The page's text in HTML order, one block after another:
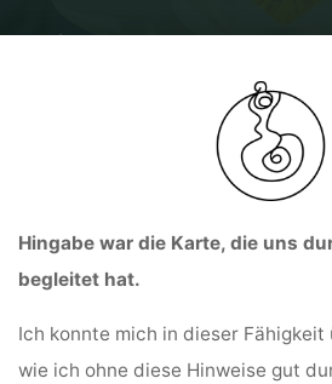
Home
Hingabe war die Karte, die uns
begleitet hat.
Ich konnte mich in dieser
wie ich ohne diese Hinweise gut